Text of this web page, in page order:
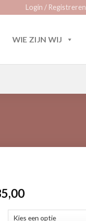
Login / Registreren
WIE ZIJN WIJ